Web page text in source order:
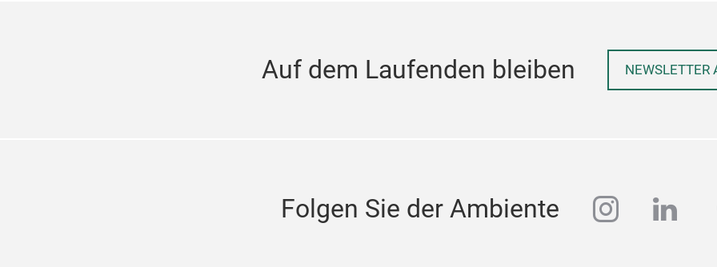
Auf dem Laufenden bleiben NEWSLETTER
Folgen Sie der Ambiente